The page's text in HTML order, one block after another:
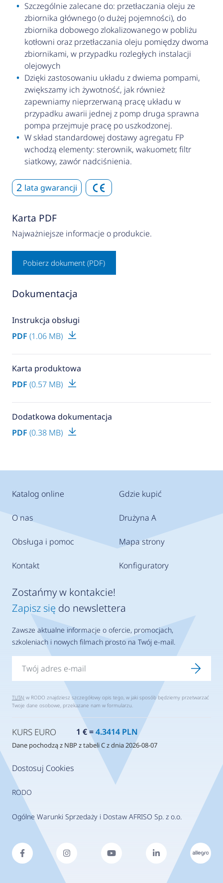
Szczególnie zalecane do: przetłaczania oleju ze
zbiornika głównego (o dużej pojemności), do
zbiornika dobowego zlokalizowanego w pobliżu
kotłowni oraz przetłaczania oleju pomiędzy dwoma
zbiornikami, w przypadku rozległych instalacji
olejowych
Dzięki zastosowaniu układu z dwiema pompami,
zwiększamy ich żywotność, jak również
zapewniamy nieprzerwaną pracę układu w
przypadku awarii jednej z pomp druga sprawna
pompa przejmuje pracę po uszkodzonej.
W skład standardowej dostawy agregatu FP
wchodzą elementy: sterownik, wakuometr, filtr
siatkowy, zawór nadciśnienia.
2 lata gwarancji
Karta PDF
Najważniejsze informacje o produkcie.
Pobierz dokument (PDF)
Dokumentacja
Instrukcja obsługi
PDF (1.06 MB)
Karta produktowa
PDF (0.57 MB)
Dodatkowa dokumentacja
PDF (0.38 MB)
Katalog online
O nas
Obsługa i pomoc
Kontakt
Gdzie kupić
Drużyna A
Mapa strony
Konfiguratory
Dostosuj Cookies
RODO
Ogólne Warunki Sprzedaży i Dostaw AFRISO Sp. z o.o.
Zostańmy w kontakcie!
Zapisz się do newslettera
Zawsze aktualne informacje o ofercie, promocjach,
szkoleniach i nowych filmach prosto na Twój e-mail.
TUTAJ w RODO znajdziesz szczegółowy opis tego, w jaki sposób będziemy przetwarzać
Twoje dane osobowe, przekazane nam w formularzu.
KURS EURO 1 € =4.3414 PLN
Dane pochodzą z NBP z tabeli C z dnia 2026-08-07